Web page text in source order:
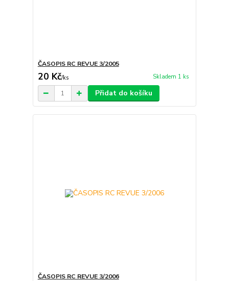
ČASOPIS RC REVUE 3/2005
20 Kč/ks Skladem 1 ks
Přidat do košíku
ČASOPIS RC REVUE 3/2006